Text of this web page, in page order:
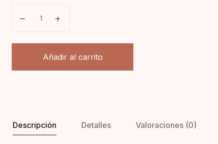
Añadir al carrito
Descripción Detalles Valoraciones (0)